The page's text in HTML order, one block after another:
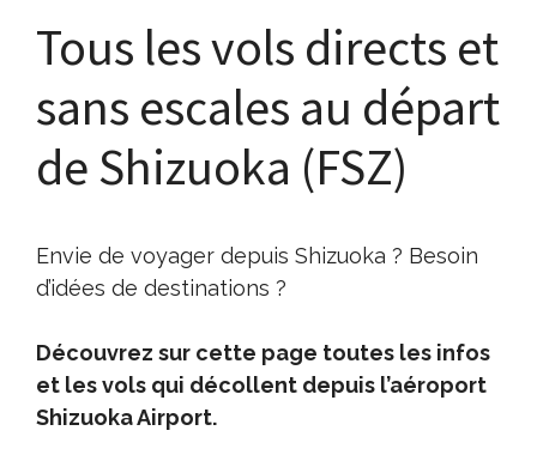
Tous les vols directs et
sans escales au départ
de Shizuoka (FSZ)
Envie de voyager depuis Shizuoka ? Besoin
d’idées de destinations ?
Découvrez sur cette page toutes les infos
et les vols qui décollent depuis l’aéroport
Shizuoka Airport.